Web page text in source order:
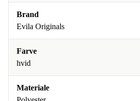
Brand
Evila Originals
Farve
hvid
Materiale